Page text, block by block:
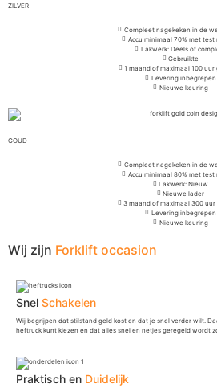
ZILVER
Compleet nagekeken in de
Accu minimaal 70% met test
Lakwerk: Deels of
Gebruikte
1 maand of maximaal 100
Levering inbegrepen
Nieuwe keuring
GOUD
Compleet nagekeken in de
Accu minimaal 80% met test
Lakwerk: Nieuw
Nieuwe lader
3 maand of maximaal 300
Levering inbegrepen
Nieuwe keuring
Wij zijn Forklift occasion
Snel Schakelen
Wij begrijpen dat stilstand geld kost en dat je snel verder wilt.
heftruck kunt kiezen en dat alles snel en netjes geregeld wordt
Praktisch en Duidelijk